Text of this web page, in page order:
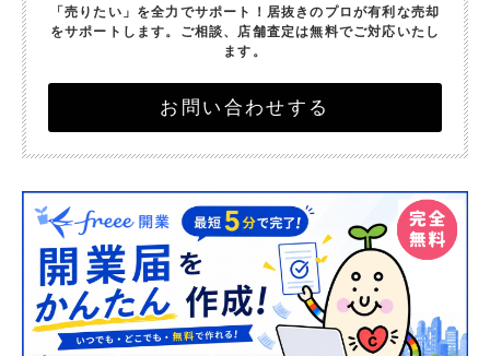
「売りたい」を全力でサポート！ 居抜きのプロが有利な売却
をサポートします。 ご相談、店舗査定は無料でご対応いたし
ます。
お問い合わせする